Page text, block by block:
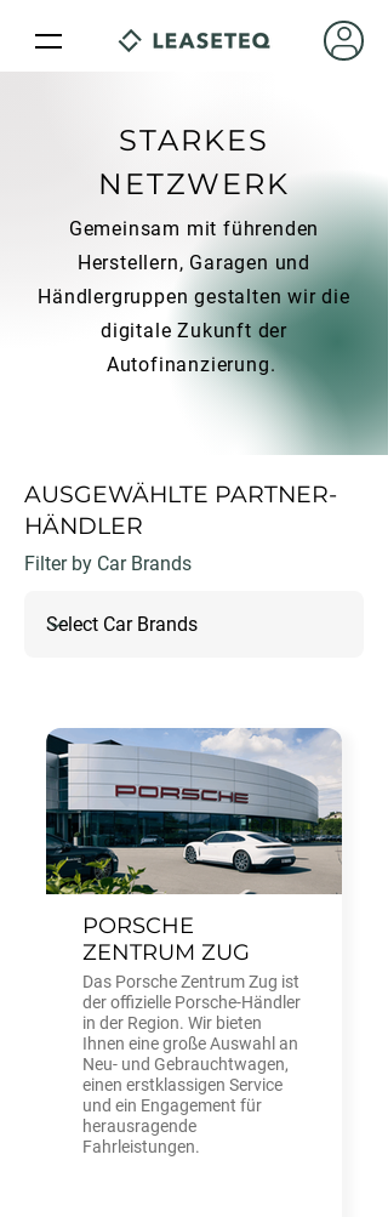
STARKES
NETZWERK
Gemeinsam mit führenden
Herstellern, Garagen und
Händlergruppen gestalten wir die
digitale Zukunft der
Autofinanzierung.
AUSGEWÄHLTE PARTNER-
HÄNDLER
Filter by Car Brands
PORSCHE
ZENTRUM ZUG
Das Porsche Zentrum Zug ist
der offizielle Porsche-Händler
in der Region. Wir bieten
Ihnen eine große Auswahl an
Neu- und Gebrauchtwagen,
einen erstklassigen Service
und ein Engagement für
herausragende
Fahrleistungen.